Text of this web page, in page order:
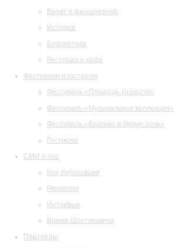
Визит в филармонию
История
Библиотека
Ресторан и кафе
Фестивали и гастроли
Фестиваль «Площадь Искусств»
Фестиваль «Музыкальная коллекция»
Фестиваль «Барокко в белую ночь»
Гастроли
СМИ о нас
Все публикации
Рецензии
Интервью
Время Шостаковича
Партнеры